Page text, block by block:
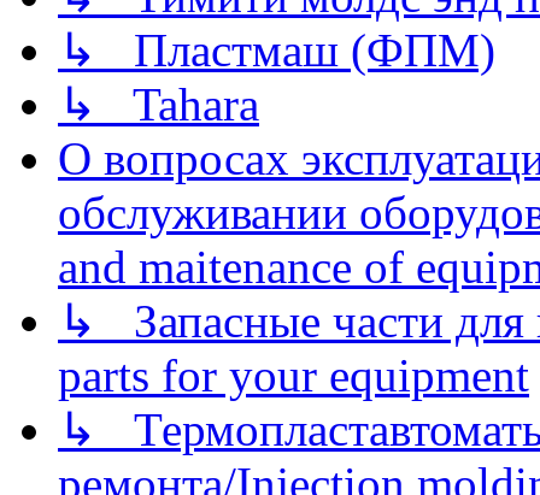
↳ Пластмаш (ФПМ)
↳ Tahara
О вопросах
обслуживании
and maitenance of
↳ Запасные части для
parts for your equipment
↳
ремонта/Injection